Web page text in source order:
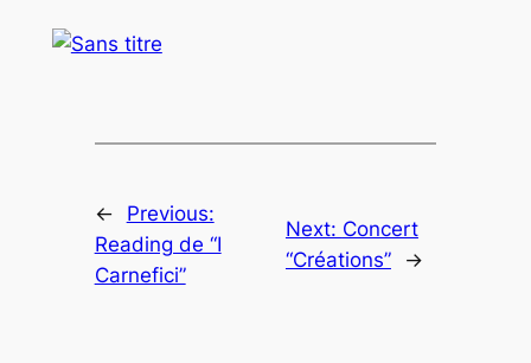
←
Previous:
Reading de “I
Carnefici”
Next: Concert
“Créations”
→